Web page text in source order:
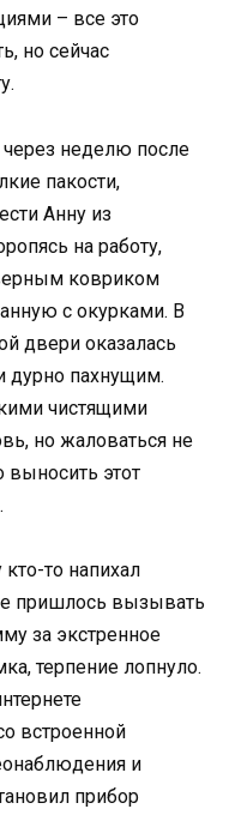
– все это
но сейчас
через неделю после
пакости,
Анну из
на работу,
ковриком
с окурками. В
двери оказалась
дурно пахнущим.
чистящими
но жаловаться не
этот
то напихал
пришлось вызывать
за экстренное
терпение лопнуло.
встроенной
и
прибор